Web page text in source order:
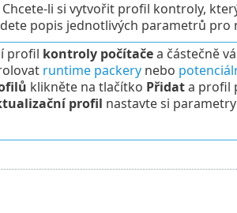
li si vytvořit profil kontroly,
popis jednotlivých parametrů pro
profil kontroly počítačea částečně
runtime packerynebo
klikněte na tlačítko Přidata profil
profil nastavte si